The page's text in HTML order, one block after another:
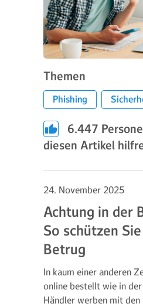
Themen
Phishing
6.447
diesen Artikel
24. November 2025
Achtung in der
So schützen
Betrug
In kaum einer anderen
online bestellt wie in
Händler werben mit